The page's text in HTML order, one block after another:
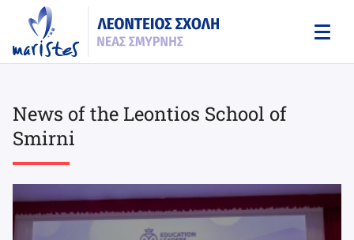
content
News of the Leontios School of
Smirni